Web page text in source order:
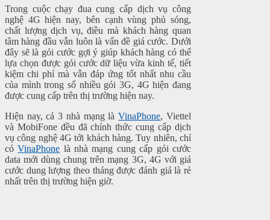
Trong cuộc chạy đua cung cấp dịch vụ công
nghệ 4G hiện nay, bên cạnh vùng phủ sóng,
chất lượng dịch vụ, điều mà khách hàng quan
tâm hàng đầu vẫn luôn là vấn đề giá cước. Dưới
đây sẽ là gói cước gợi ý giúp khách hàng có thể
lựa chọn được gói cước dữ liệu vừa kinh tế, tiết
kiệm chi phí mà vẫn đáp ứng tốt nhất nhu cầu
của mình trong số nhiều gói 3G, 4G hiện đang
được cung cấp trên thị trường hiện nay.
Hiện nay, cả 3 nhà mạng làVinaPhone, Viettel
và MobiFone đều đã chính thức cung cấp dịch
vụ công nghệ 4G tới khách hàng. Tuy nhiên, chỉ
cóVinaPhone là nhà mạng cung cấp gói cước
data mới dùng chung trên mạng 3G, 4G với giá
cước dung lượng theo tháng được đánh giá là rẻ
nhất trên thị trường hiện giờ.